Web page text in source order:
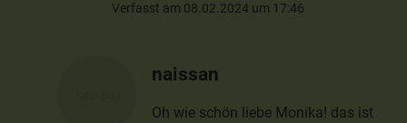
Verfasst am 08.02.2024 um 17:46
naissan
Oh wie schön liebe Monika! das ist